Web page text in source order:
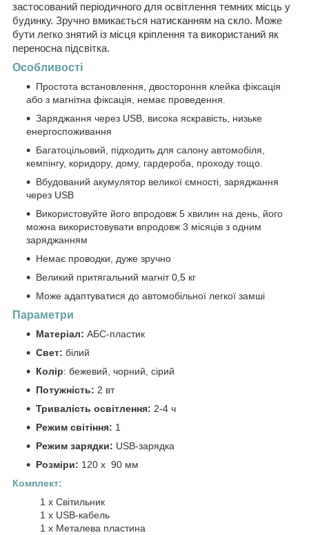
застосований періодичного для освітлення темних місць у
будинку. Зручно вмикається натисканням на скло. Може
бути легко знятий із місця кріплення та використаний як
переносна підсвітка.
Особливості
Простота встановлення, двостороння клейка фіксація
або з магнітна фіксація, немає проведення.
Заряджання через USB, висока яскравість, низьке
енергоспоживання
Багатоцільовий, підходить для салону автомобіля,
кемпінгу, коридору, дому, гардероба, проходу тощо.
Вбудований акумулятор великої ємності, заряджання
через USB
Використовуйте його впродовж 5 хвилин на день, його
можна використовувати впродовж 3 місяців з одним
заряджанням
Немає проводки, дуже зручно
Великий притягальний магніт0,5 кг
Може адаптуватися до автомобільної легкої замші
Параметри
Матеріал: АБС-пластик
Свет: білий
Колір: бежевий, чорний, сірий
Потужність: 2 вт
Тривалість освітлення: 2-4 ч
Режим світіння: 1
Режим зарядки: USB-зарядка
Розміри: 120 x 90 мм
Комплект:
1 x Світильник
1 х USB-кабель
1 х Металева пластина